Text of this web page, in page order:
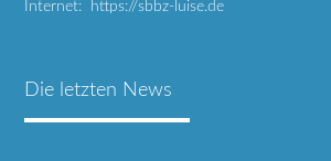
Internet: https://sbbz-luise.de
Die letzten News